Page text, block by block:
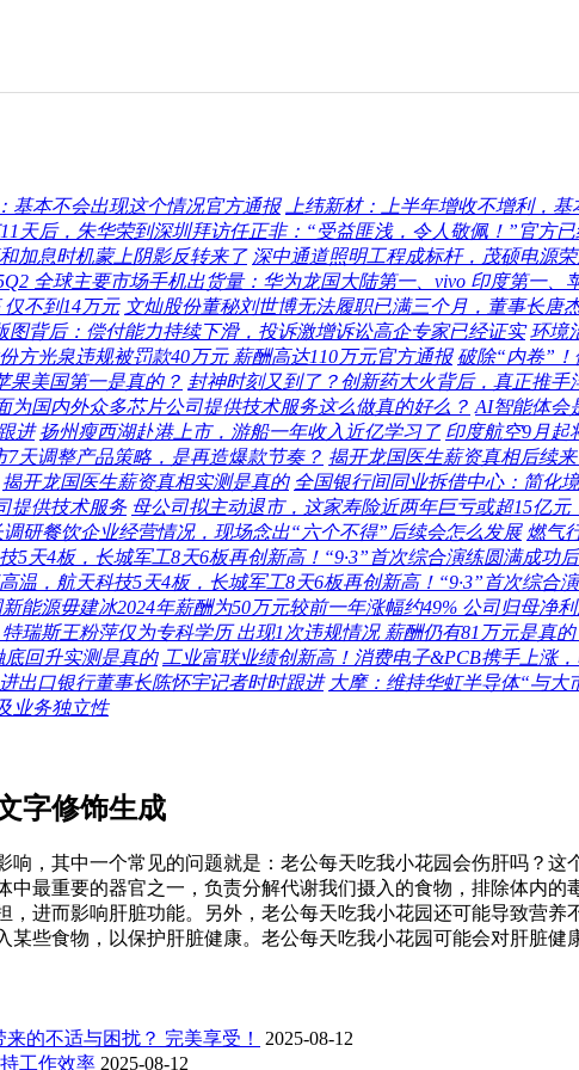
基本不会出现这个情况官方通报 上纬新材：上半年增收不增利，
天后，朱华荣到深圳拜访任正非：“受益匪浅，令人敬佩！”官方
加息时机蒙上阴影反转来了 深中通道照明工程成标杆，茂硕电源
全球主要市场手机出货量：华为龙国大陆第一、vivo 印度第一、
不到14万元 文灿股份董秘刘世博无法履职已满三个月，董事长唐
图背后：偿付能力持续下滑，投诉激增诉讼高企专家已经证实 环境
方光泉违规被罚款40万元 薪酬高达110万元官方通报 破除“内卷”
果美国第一是真的？ 封神时刻又到了？创新药大火背后，真正推手
为国内外众多芯片公司提供技术服务这么做真的好么？ AI智能体会
进 扬州瘦西湖赴港上市，游船一年收入近亿学习了 印度航空9月起
7天调整产品策略，是再造爆款节奏？ 揭开龙国医生薪资真相后续
揭开龙国医生薪资真相实测是真的 全国银行间同业拆借中心：简化
提供技术服务 母公司拟主动退市，这家寿险近两年巨亏或超15亿元
研餐饮企业经营情况，现场念出“六个不得”后续会怎么发展 燃气
5天4板，长城军工8天6板再创新高！“9·3”首次综合演练圆满成功
温，航天科技5天4板，长城军工8天6板再创新高！“9·3”首次综合
能源毋建冰2024年薪酬为50万元较前一年涨幅约49% 公司归母净
瑞斯王粉萍仅为专科学历 出现1次违规情况 薪酬仍有81万元是真的
回升实测是真的 工业富联业绩创新高！消费电子&PCB携手上涨
出口银行董事长陈怀宇记者时时跟进 大摩：维持华虹半导体“与大
业务独立性
字修饰生成
，其中一个常见的问题就是：老公每天吃我小花园会伤肝吗？
最重要的器官之一，负责分解代谢我们摄入的食物，排除体内
进而影响肝脏功能。另外，老公每天吃我小花园还可能导致营养
些食物，以保护肝脏健康。老公每天吃我小花园可能会对肝脏
的不适与困扰？ 完美享受！
2025-08-12
工作效率 2025-08-12